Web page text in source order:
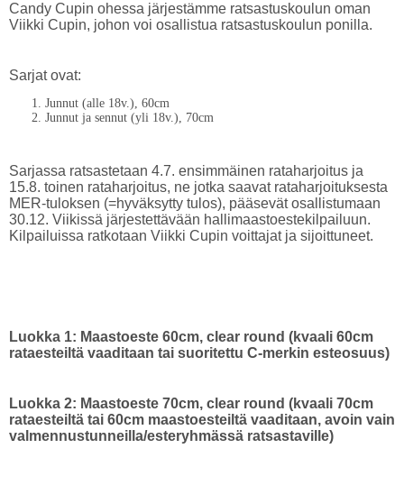
Candy Cupin ohessa järjestämme ratsastuskoulun oman
Viikki Cupin, johon voi osallistua ratsastuskoulun ponilla.
Sarjat ovat:
Junnut (alle 18v.), 60cm
Junnut ja sennut (yli 18v.), 70cm
Sarjassa ratsastetaan 4.7. ensimmäinen rataharjoitus ja
15.8. toinen rataharjoitus, ne jotka saavat rataharjoituksesta
MER-tuloksen (=hyväksytty tulos), pääsevät osallistumaan
30.12. Viikissä järjestettävään hallimaastoestekilpailuun.
Kilpailuissa ratkotaan Viikki Cupin voittajat ja sijoittuneet.
Luokka 1: Maastoeste 60cm, clear round (kvaali 60cm
rataesteiltä vaaditaan tai suoritettu C-merkin esteosuus)
Luokka 2: Maastoeste 70cm, clear round (kvaali 70cm
rataesteiltä tai 60cm maastoesteiltä vaaditaan, avoin vain
valmennustunneilla/esteryhmässä ratsastaville)